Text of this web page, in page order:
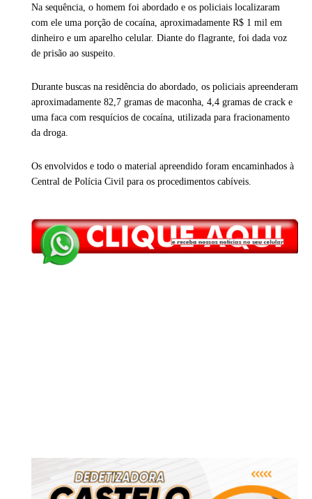
Na sequência, o homem foi abordado e os policiais localizaram
com ele uma porção de cocaína, aproximadamente R$ 1 mil em
dinheiro e um aparelho celular. Diante do flagrante, foi dada voz
de prisão ao suspeito.
Durante buscas na residência do abordado, os policiais apreenderam
aproximadamente 82,7 gramas de maconha, 4,4 gramas de crack e
uma faca com resquícios de cocaína, utilizada para fracionamento
da droga.
Os envolvidos e todo o material apreendido foram encaminhados à
Central de Polícia Civil para os procedimentos cabíveis.